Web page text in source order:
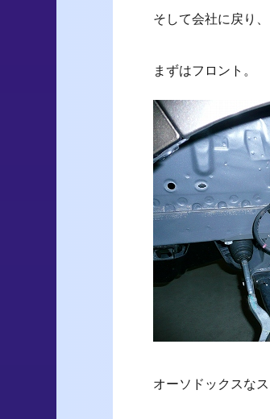
そして会社に戻り
まずはフロント。
オーソドックスな